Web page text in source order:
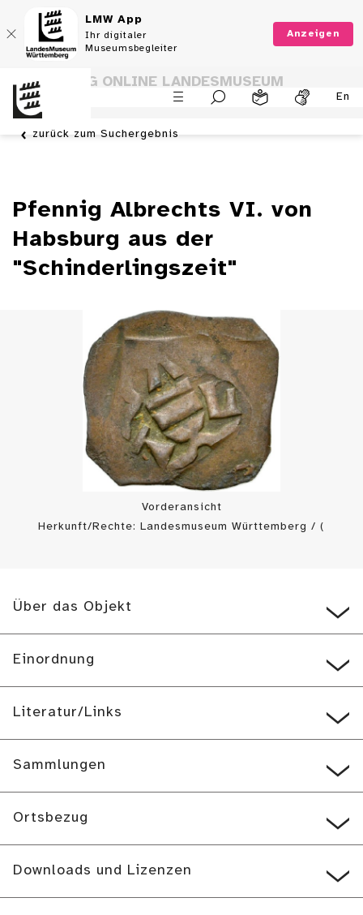
LMW App
Ihr digitaler
Museumsbegleiter
Anzeigen
En
SAMMLUNG ONLINE LANDESMUSEUM
WÜRTTEMBERG
zurück zum Suchergebnis
Pfennig Albrechts VI. von
Habsburg aus der
"Schinderlingszeit"
Vorderansicht
Herkunft/Rechte: Landesmuseum Württemberg / (
Über das Objekt
Einordnung
Literatur/Links
Sammlungen
Ortsbezug
Downloads und Lizenzen